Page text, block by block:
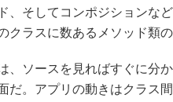
、そしてコンポジションな
クラスに数あるメソッド類
、ソースを見ればすぐに分
だ。アプリの動きはクラス